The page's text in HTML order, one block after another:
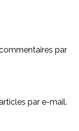
par
par e-mail.